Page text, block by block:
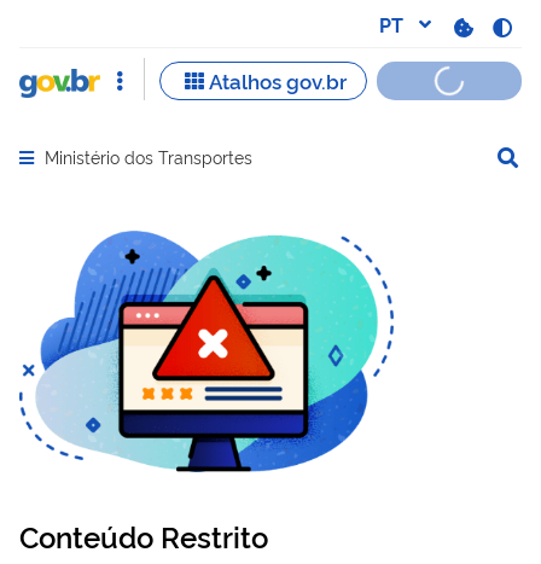
Abrir menu principal de navegação
Ministério dos Transportes
Conteúdo Restrito